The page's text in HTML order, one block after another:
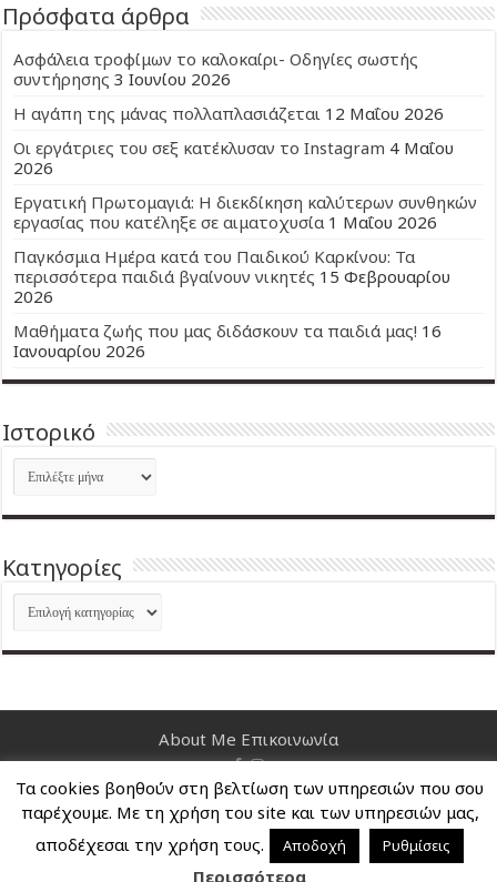
Πρόσφατα άρθρα
Ασφάλεια τροφίμων το καλοκαίρι- Οδηγίες σωστής
συντήρησης 3 Ιουνίου 2026
Η αγάπη της μάνας πολλαπλασιάζεται 12 Μαΐου 2026
Οι εργάτριες του σεξ κατέκλυσαν το Instagram 4 Μαΐου
2026
Εργατική Πρωτομαγιά: Η διεκδίκηση καλύτερων συνθηκών
εργασίας που κατέληξε σε αιματοχυσία 1 Μαΐου 2026
Παγκόσμια Ημέρα κατά του Παιδικού Καρκίνου: Τα
περισσότερα παιδιά βγαίνουν νικητές 15 Φεβρουαρίου
2026
Μαθήματα ζωής που μας διδάσκουν τα παιδιά μας! 16
Ιανουαρίου 2026
Ιστορικό
Ιστορικό
Kατηγορίες
Kατηγορίες
About Me Επικοινωνία
Nancy's Blog © Copyright 2026, All Rights Reserved
Τα cookies βοηθούν στη βελτίωση των υπηρεσιών που σου
παρέχουμε. Με τη χρήση του site και των υπηρεσιών μας,
αποδέχεσαι την χρήση τους.
Αποδοχή Ρυθμίσεις
Περισσότερα